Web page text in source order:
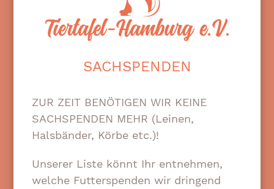
Verein mit dem Ziel, Hamburger
Haustierhalter, die in finanzielle Not
geraten sind, mit Futter- und
Sachspenden für ihre Lieblinge zu
unterstützen.
SACHSPENDEN
ZUR ZEIT BENÖTIGEN WIR KEINE
SACHSPENDEN MEHR (Leinen,
Halsbänder, Körbe etc.)!
Unserer Liste könnt Ihr entnehmen,
welche Futterspenden wir dringend